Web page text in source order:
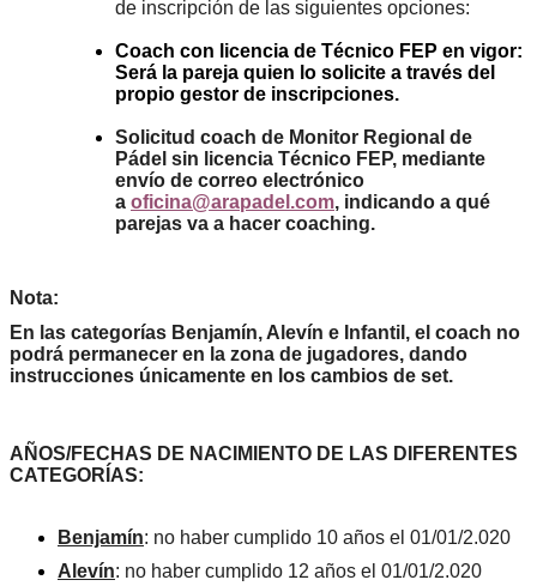
de inscripción de las siguientes opciones:
Coach con licencia de Técnico FEP en vigor:
Será la pareja quien lo solicite a través del
propio gestor de inscripciones.
Solicitud coach de Monitor Regional de
Pádel sin licencia Técnico FEP, mediante
envío de correo electrónico
a oficina@arapadel.com, indicando a qué
parejas va a hacer coaching.
Nota:
En las categorías Benjamín, Alevín e Infantil, el coach no
podrá permanecer en la zona de jugadores, dando
instrucciones únicamente en los cambios de set.
AÑOS/FECHAS DE NACIMIENTO DE LAS DIFERENTES
CATEGORÍAS:
Benjamín: no haber cumplido 10 años el 01/01/2.020
Alevín: no haber cumplido 12 años el 01/01/2.020